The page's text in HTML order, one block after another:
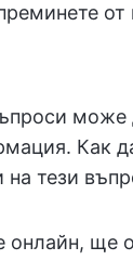
Как
тези
онлайн, ще